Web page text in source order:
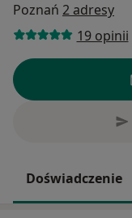
Poznań 2 adresy
19 opinii
Doświadczenie